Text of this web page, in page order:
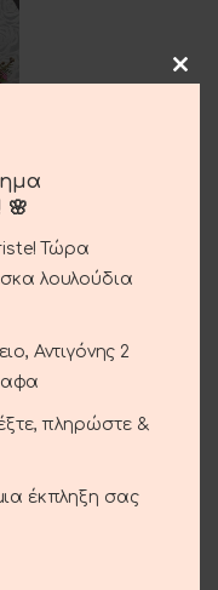
τριαντάφυλλα.
🌸
Τώρα
λουλούδια
Αντιγόνης 2
πληρώστε &
έκπληξη σας